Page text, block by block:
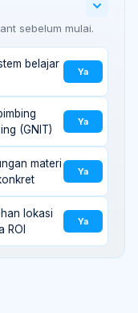
sebelum mulai.
belajar
Ya
(GNIT)
Ya
materi
Ya
lokasi
ROI
Ya